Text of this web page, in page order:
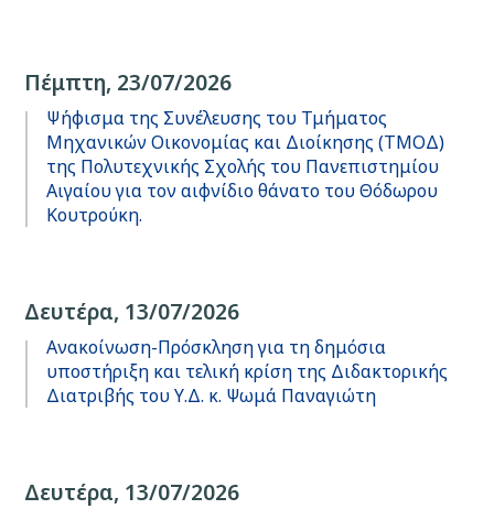
Πέμπτη, 23/07/2026
Ψήφισμα της Συνέλευσης του Τμήματος
Μηχανικών Οικονομίας και Διοίκησης (ΤΜΟΔ)
της Πολυτεχνικής Σχολής του Πανεπιστημίου
Αιγαίου για τον αιφνίδιο θάνατο του Θόδωρου
Κουτρούκη.
Δευτέρα, 13/07/2026
Ανακοίνωση-Πρόσκληση για τη δημόσια
υποστήριξη και τελική κρίση της Διδακτορικής
Διατριβής του Υ.Δ. κ. Ψωμά Παναγιώτη
Δευτέρα, 13/07/2026